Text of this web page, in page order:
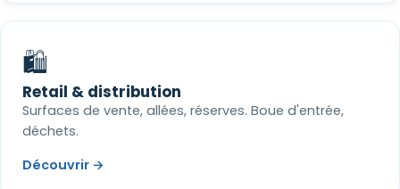
🛍️
Retail & distribution
Surfaces de vente, allées, réserves. Boue d'entrée,
déchets.
Découvrir →